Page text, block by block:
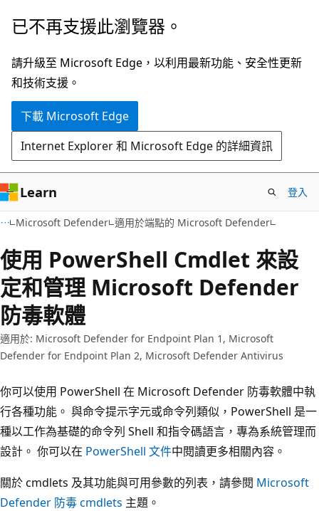
跳
主
要
內
已不再支援此瀏覽器。
請升級至 Microsoft Edge，以利用最新功能、安全性更新
和技術支援。
下載 Microsoft Edge
Internet Explorer 和 Microsoft Edge 的詳細資訊
Learn 登入
Microsoft Defender 適用於端點的 Microsoft Defender
使用 PowerShell Cmdlet 來設
定和管理 Microsoft Defender
防毒軟體
適用於: Microsoft Defender for Endpoint Plan 1, Microsoft
Defender for Endpoint Plan 2, Microsoft Defender Antivirus
你可以使用 PowerShell 在 Microsoft Defender 防毒軟體中執
行各種功能。 與命令提示字元或命令列類似，PowerShell 是一
種以工作為基礎的命令列 Shell 和指令碼語言，專為系統管理而
設計。 你可以在 PowerShell 文件中閱讀更多相關內容。
關於 cmdlets 及其功能與可用參數的列表，請參閱 Microsoft
Defender 防毒 cmdlets 主題。